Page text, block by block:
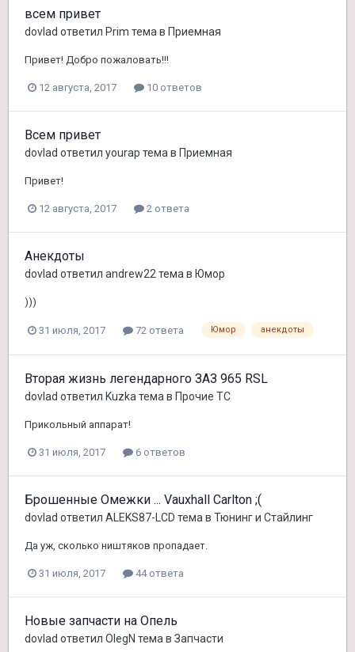
всем привет
dovlad ответил Prim тема в Приемная
Привет! Добро пожаловать!!!
12 августа, 2017 10 ответов
Всем привет
dovlad ответил yourap тема в Приемная
Привет!
12 августа, 2017 2 ответа
Анекдоты
dovlad ответил andrew22 тема в Юмор
)))
31 июля, 2017 72 ответа Юмор анекдоты
Вторая жизнь легендарного ЗАЗ 965 RSL
dovlad ответил Kuzka тема в Прочие ТС
Прикольный аппарат!
31 июля, 2017 6 ответов
Брошенные Омежки ... Vauxhall Carlton ;(
dovlad ответил ALEKS87-LCD тема в Тюнинг и Стайлинг
Да уж, сколько ништяков пропадает.
31 июля, 2017 44 ответа
Новые запчасти на Опель
dovlad ответил OlegN тема в Запчасти